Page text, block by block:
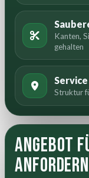
Kanten,
gehalten
Struktur
Angebot
anfordern